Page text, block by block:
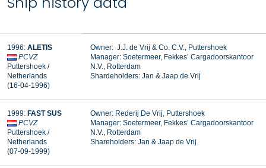
1996: ALETIS
PCVZ
Puttershoek /
Netherlands
(16-04-1996)
Owner: J.J. de Vrij & Co. C.V., Puttershoek
Manager: Soetermeer, Fekkes’ Cargadoorskantoor
N.V., Rotterdam
Shardeholders: Jan & Jaap de Vrij
1999: FAST SUS
PCVZ
Puttershoek /
Netherlands
(07-09-1999)
Owner: Rederij De Vrij, Puttershoek
Manager: Soetermeer, Fekkes’ Cargadoorskantoor
N.V., Rotterdam
Shareholders: Jan & Jaap de Vrij